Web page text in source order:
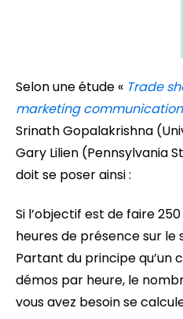
Selon une étude « Trade
marketing
Srinath Gopalakrishna
Gary Lilien (Pennsylvania
doit se poser ainsi :
Si l’objectif est de faire
heures de présence sur le
Partant du principe qu’un
démos par heure, le
vous avez besoin se